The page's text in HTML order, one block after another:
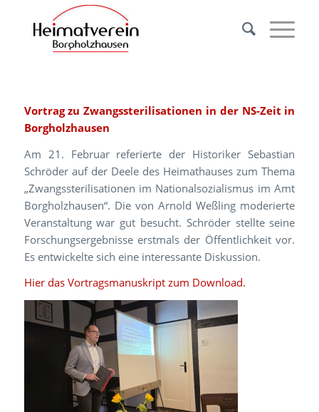
Vortrag zu Zwangssterilisationen in der NS-Zeit in
Borgholzhausen
Am 21. Februar referierte der Historiker Sebastian
Schröder auf der Deele des Heimathauses zum Thema
„Zwangssterilisationen im Nationalsozialismus im Amt
Borgholzhausen“. Die von Arnold Weßling moderierte
Veranstaltung war gut besucht. Schröder stellte seine
Forschungsergebnisse erstmals der Öffentlichkeit vor.
Es entwickelte sich eine interessante Diskussion.
Hier das Vortragsmanuskript zum Download.